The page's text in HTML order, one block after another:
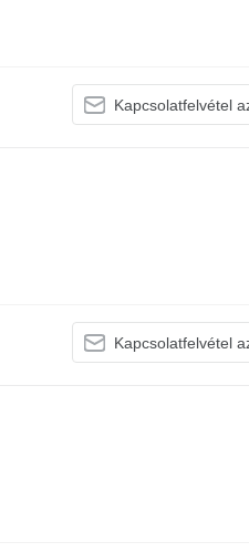
Kapcsolatfelvétel
Kapcsolatfelvétel